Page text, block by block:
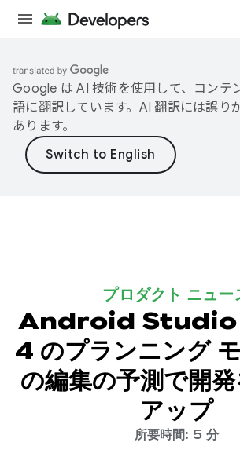
Google は AI 技術を使用して、コンテ
語に翻訳しています。AI 翻訳には誤り
あります。
プロダクト ニュー
Android Studio
4 のプランニング
の編集の予測で開
アップ
所要時間: 5 分